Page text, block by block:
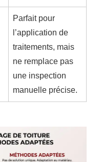
Parfait pour
l’application de
traitements, mais
ne remplace pas
une inspection
manuelle précise.